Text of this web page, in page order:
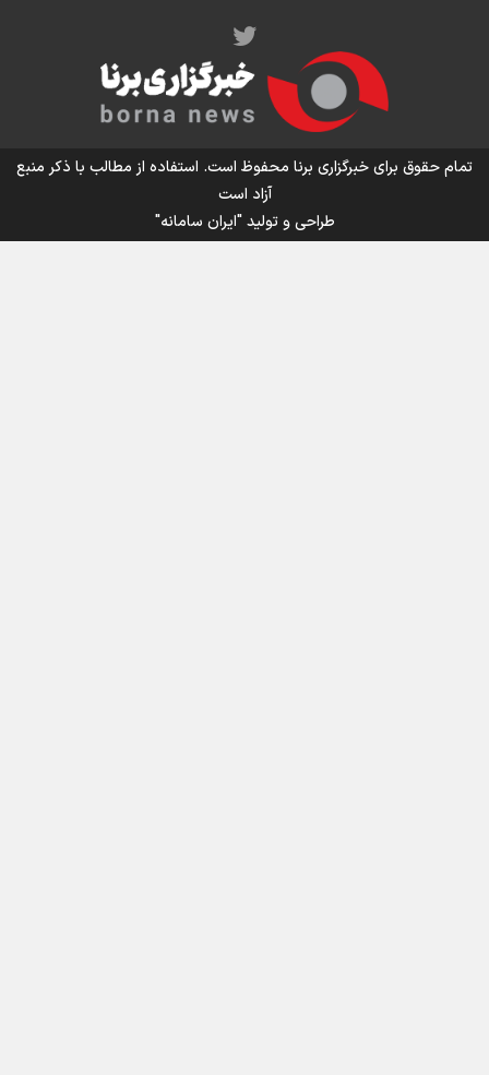
اینفو برنا / توصیه‌هایی طلایی برای پیاده روی اربعین
تمام حقوق برای خبرگزاری برنا محفوظ است. استفاده از مطالب با ذکر منبع
آزاد است
طراحی و تولید"ایران سامانه"